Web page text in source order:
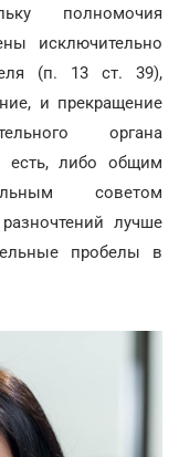
полномочия
исключительно
(п. 13 ст. 39),
и прекращение
органа
есть, либо общим
советом
лучше
пробелы в